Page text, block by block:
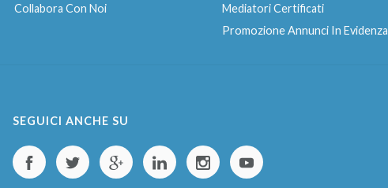
Collabora Con Noi
Mediatori Certificati
Promozione Annunci In Evidenza
SEGUICI ANCHE SU